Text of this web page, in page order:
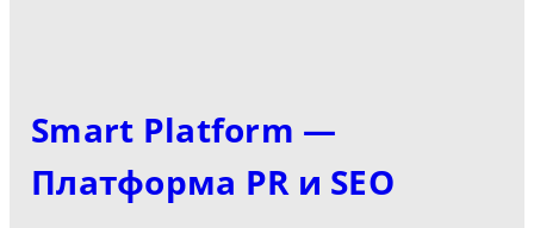
Smart Platform —
Платформа PR и SEO